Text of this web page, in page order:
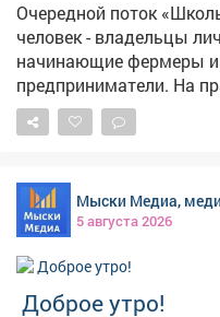
Очередной поток
человек - владельцы
начинающие фермеры
предприниматели. На практических занятиях они
выезжали в поля,
настраивали
группа
изучала технологии агротуризма.
хозяйства - одно из
экономики Кузбасса.
открывает новые
заинтересован в
Мыски Медиа,
5 августа 2026
Доброе утро!